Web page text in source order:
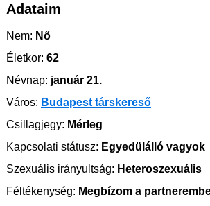
Adataim
Nem: Nő
Életkor: 62
Névnap: január 21.
Város: Budapest társkereső
Csillagjegy: Mérleg
Kapcsolati státusz: Egyedülálló vagyok
Szexuális irányultság: Heteroszexuális
Féltékenység: Megbízom a